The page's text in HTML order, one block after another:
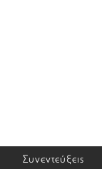
Συνεντεύξεις